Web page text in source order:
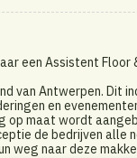
een Assistent Floor
van Antwerpen. Dit
en
maat wordt
de bedrijven alle
weg naar deze